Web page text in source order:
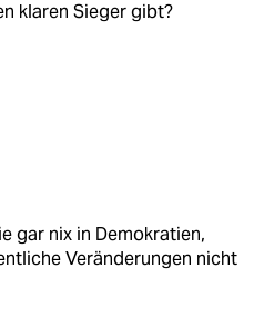
klaren Sieger gibt?
gar nix in Demokratien,
Veränderungen nicht